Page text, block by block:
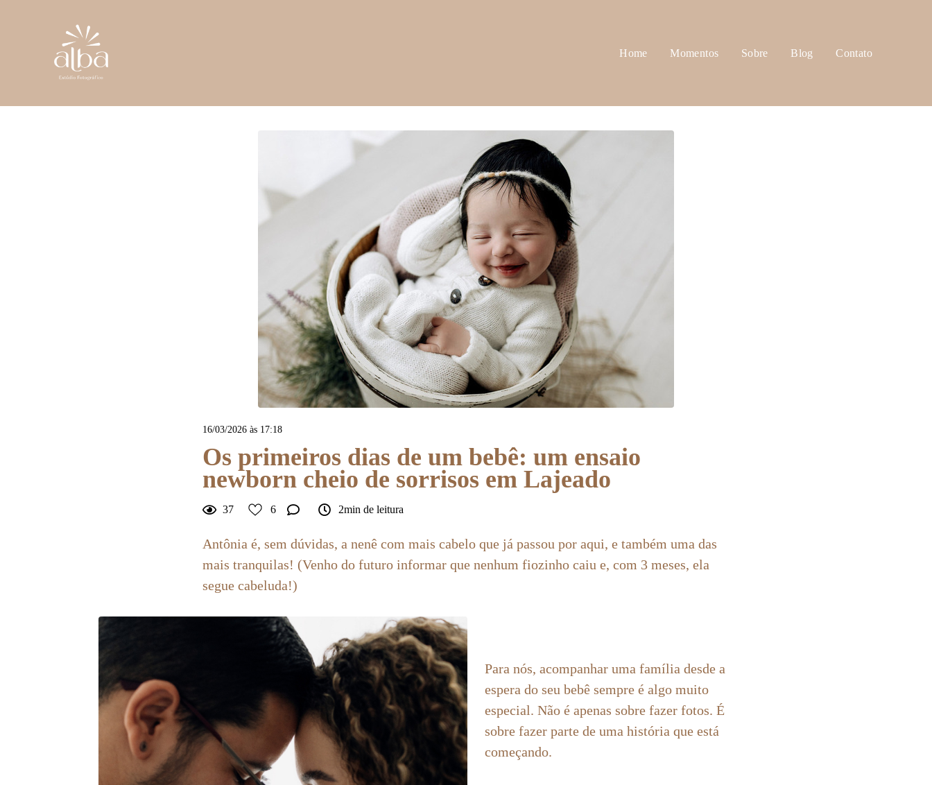
Home Momentos Sobre Blog Contato
16/03/2026 às 17:18
Os primeiros dias de um bebê: um ensaio
newborn cheio de sorrisos em Lajeado
37 6 2min de leitura
Antônia é, sem dúvidas, a nenê com mais cabelo que já passou por aqui, e também uma das
mais tranquilas! (Venho do futuro informar que nenhum fiozinho caiu e, com 3 meses, ela
segue cabeluda!)
Para nós, acompanhar uma família desde a
espera do seu bebê sempre é algo muito
especial. Não é apenas sobre fazer fotos. É
sobre fazer parte de uma história que está
começando.